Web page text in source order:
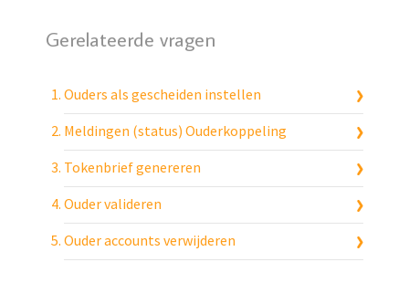
Gerelateerde vragen
Ouders als gescheiden instellen
Meldingen (status) Ouderkoppeling
Tokenbrief genereren
Ouder valideren
Ouder accounts verwijderen